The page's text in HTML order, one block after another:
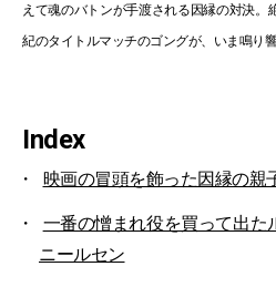
えて魂のバトンが手渡される因縁の対決。
紀のタイトルマッチのゴングが、いま鳴り響
Index
映画の冒頭を飾った因縁の親
一番の憎まれ役を買って出た
ニールセン